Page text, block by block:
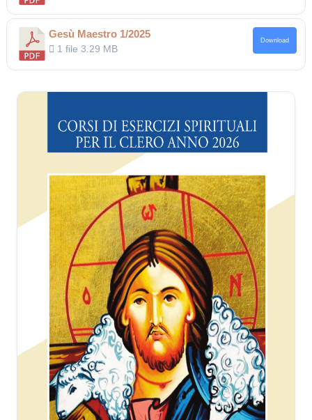
Gesù Maestro 1/2025
1 file3.29 MB
Download